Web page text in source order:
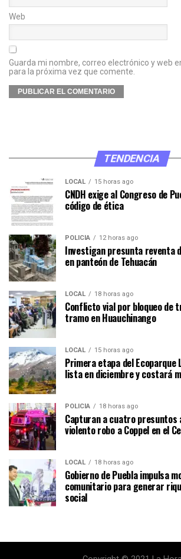
Web
Guarda mi nombre, correo electrónico y web
para la próxima vez que comente.
TENDENCIA
LOCAL 15 horas ago
CNDH exige al Congreso de
código de ética
POLICÍA 12 horas ago
Investigan presunta reventa
en panteón de Tehuacán
LOCAL 18 horas ago
Conflicto vial por bloqueo de
tramo en Huauchinango
LOCAL 15 horas ago
Primera etapa del Ecoparque
lista en diciembre y costará
POLICÍA 18 horas ago
Capturan a cuatro
violento robo a Coppel en el
LOCAL 18 horas ago
Gobierno de Puebla impulsa
comunitario para generar
social